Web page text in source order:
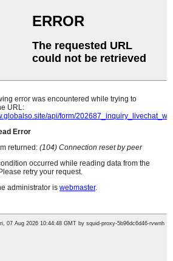
oder Präislëscht, loosst eis w.e.g. Är
eis bannent 8 Stonnen.
LIMITED
Foshan City, Guangdong Provënz,